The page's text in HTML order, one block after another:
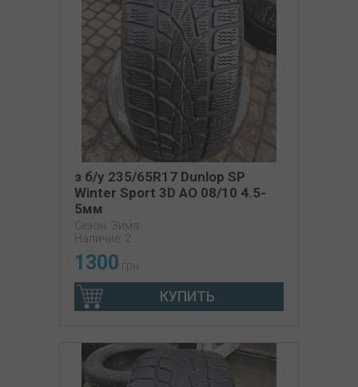
з б/у 235/65R17 Dunlop SP
Winter Sport 3D AO 08/10 4.5-
5мм
Сезон: Зима
Наличие: 2
1300 грн
КУПИТЬ